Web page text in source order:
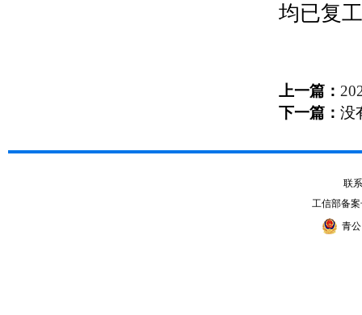
均已复
上一篇：
下一篇： 没
联
工信部备
青公